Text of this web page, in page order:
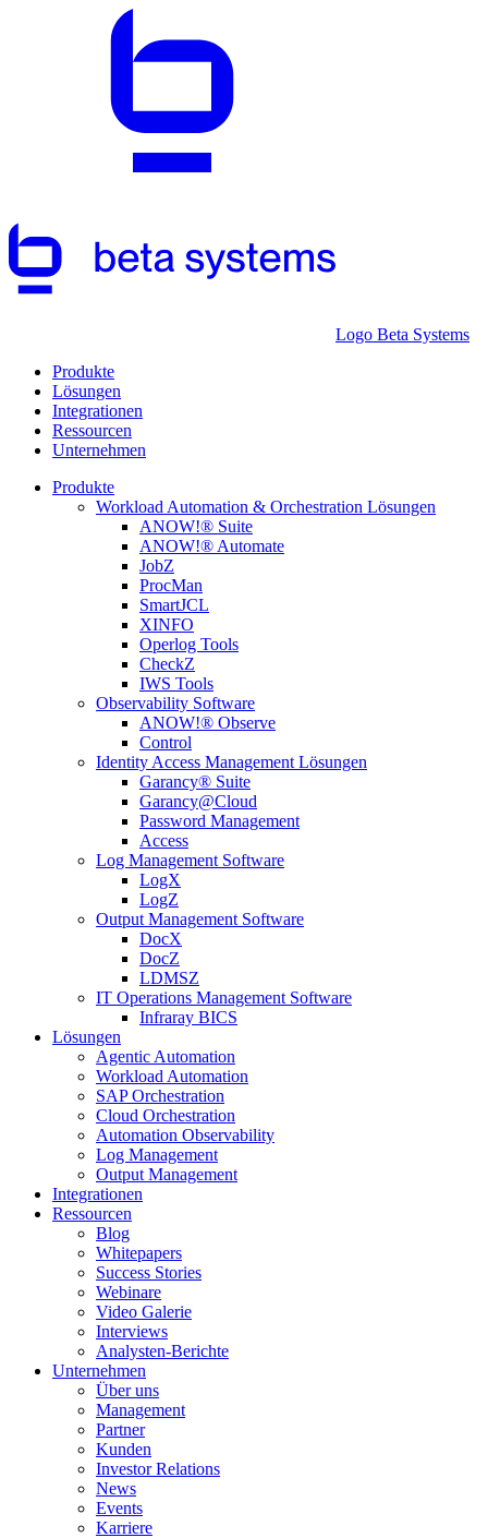
Logo Beta Systems
Produkte
Lösungen
Integrationen
Ressourcen
Unternehmen
Produkte
Workload Automation & Orchestration Lösungen
ANOW!® Suite
ANOW!® Automate
JobZ
ProcMan
SmartJCL
XINFO
Operlog Tools
CheckZ
IWS Tools
Observability Software
ANOW!® Observe
Control
Identity Access Management Lösungen
Garancy® Suite
Garancy@Cloud
Password Management
Access
Log Management Software
LogX
LogZ
Output Management Software
DocX
DocZ
LDMSZ
IT Operations Management Software
Infraray BICS
Lösungen
Agentic Automation
Workload Automation
SAP Orchestration
Cloud Orchestration
Automation Observability
Log Management
Output Management
Integrationen
Ressourcen
Blog
Whitepapers
Success Stories
Webinare
Video Galerie
Interviews
Analysten-Berichte
Unternehmen
Über uns
Management
Partner
Kunden
Investor Relations
News
Events
Karriere